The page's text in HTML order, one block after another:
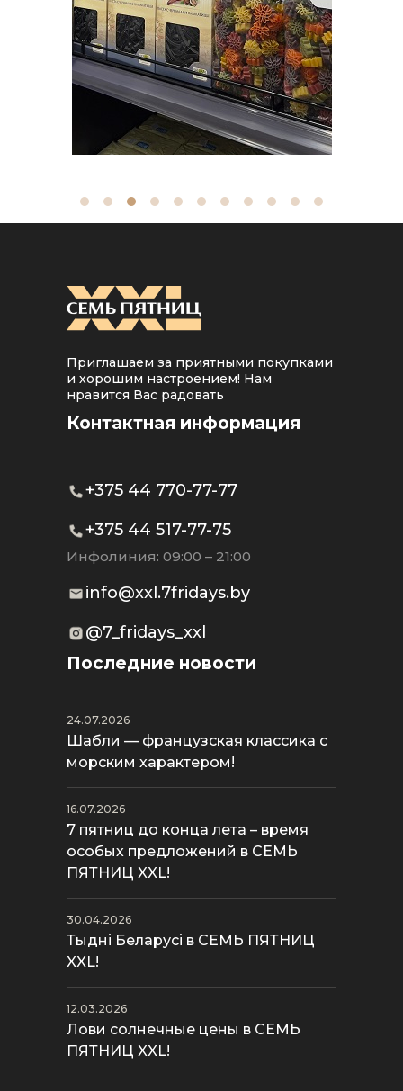
Приглашаем за приятными покупками
и хорошим настроением! Нам
нравится Вас радовать
Контактная информация
+375 44 770-77-77
+375 44 517-77-75
Инфолиния: 09:00 – 21:00
info@xxl.7fridays.by
@7_fridays_xxl
Последние новости
24.07.2026
Шабли — французская классика с
морским характером!
16.07.2026
7 пятниц до конца лета – время
особых предложений в СЕМЬ
ПЯТНИЦ XXL!
30.04.2026
Тыдні Беларусі в СЕМЬ ПЯТНИЦ
XXL!
12.03.2026
Лови солнечные цены в СЕМЬ
ПЯТНИЦ XXL!